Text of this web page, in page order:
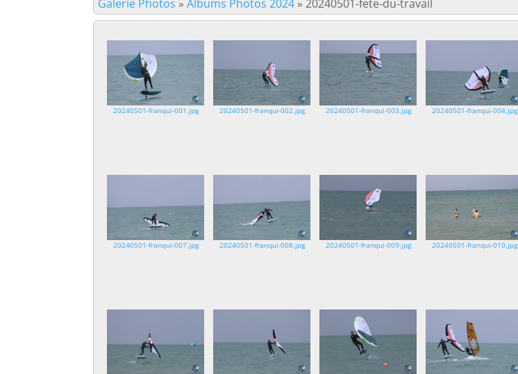
Galerie Photos »Albums Photos 2024 »20240501-fete-du-travail
20240501-franqui-001.jpg 20240501-franqui-002.jpg 20240501-franqui-003.jpg 20240501-franqui-004.jpg
20240501-franqui-007.jpg 20240501-franqui-008.jpg 20240501-franqui-009.jpg 20240501-franqui-010.jpg